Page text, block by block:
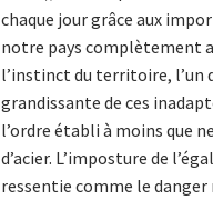
chaque jour grâce aux
notre pays complètement
l’instinct du territoire, l’un
grandissante de ces
l’ordre établi à moins que
d’acier. L’imposture de
ressentie comme le